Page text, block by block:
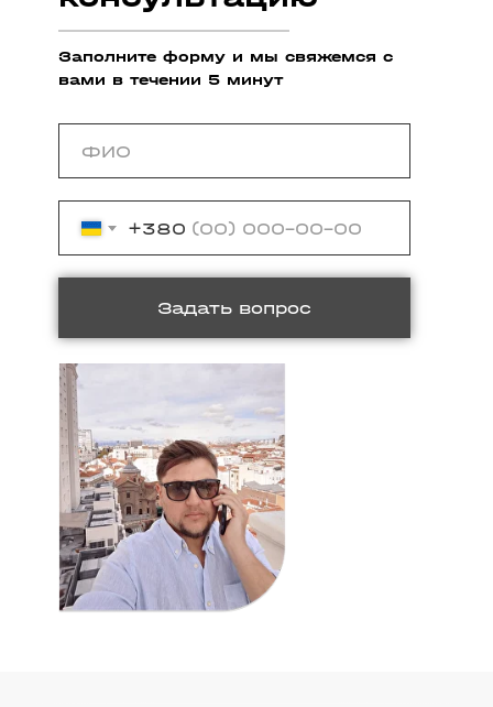
Заполните форму и мы свяжемся с
вами в течении 5 минут
+380
Задать вопрос